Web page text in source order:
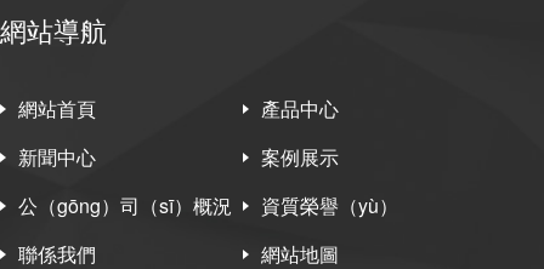
網站導航
網站首頁
產品中心
新聞中心
案例展示
公（gōng）司（sī）概況
資質榮譽（yù）
聯係我們
網站地圖